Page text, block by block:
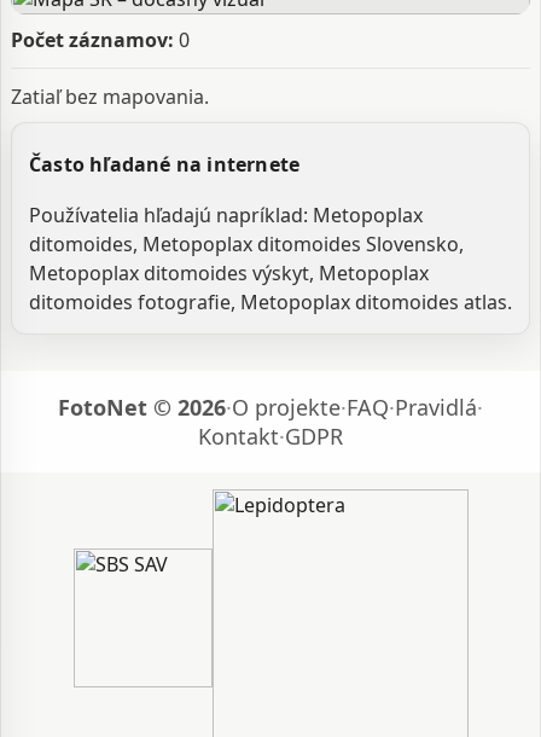
Počet záznamov: 0
Zatiaľ bez mapovania.
Často hľadané na internete
Používatelia hľadajú napríklad: Metopoplax
ditomoides, Metopoplax ditomoides Slovensko,
Metopoplax ditomoides výskyt, Metopoplax
ditomoides fotografie, Metopoplax ditomoides atlas.
FotoNet © 2026·O projekte·FAQ·Pravidlá·
Kontakt·GDPR